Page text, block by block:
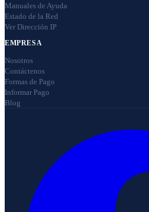
Manuales de Ayuda
Estado de la Red
Ver Dirección IP
EMPRESA
Nosotros
Contáctenos
Formas de Pago
Informar Pago
Blog